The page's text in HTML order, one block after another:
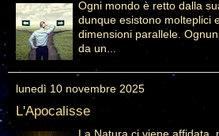
Ogni mondo è retto dalla
dunque esistono molteplici
dimensioni parallele.
da un...
lunedì 10 novembre 2025
L'Apocalisse